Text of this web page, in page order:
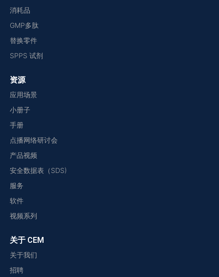
消耗品
GMP多肽
替换零件
SPPS 试剂
资源
应用场景
小册子
手册
点播网络研讨会
产品视频
安全数据表（SDS)
服务
软件
视频系列
关于 CEM
关于我们
招聘